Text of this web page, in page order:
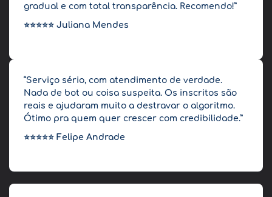
gradual e com total transparência. Recomendo!”
⭐⭐⭐⭐⭐ Juliana Mendes
“Serviço sério, com atendimento de verdade.
Nada de bot ou coisa suspeita. Os inscritos são
reais e ajudaram muito a destravar o algoritmo.
Ótimo pra quem quer crescer com credibilidade.”
⭐⭐⭐⭐⭐ Felipe Andrade